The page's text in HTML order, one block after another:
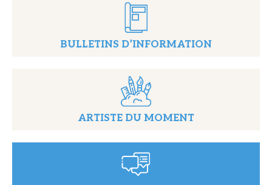
BULLETINS D’INFORMATION
ARTISTE DU MOMENT